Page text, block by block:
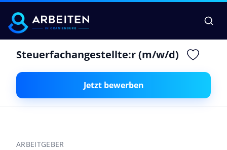
Steuerfachangestellte:r (m/w/d)
Jetzt bewerben
ARBEITGEBER